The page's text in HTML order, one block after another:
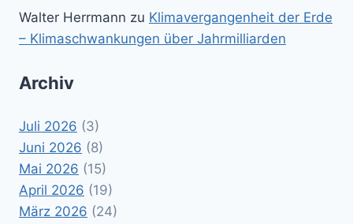
Walter Herrmann zu Klimavergangenheit der Erde
– Klimaschwankungen über Jahrmilliarden
Archiv
Juli 2026 (3)
Juni 2026 (8)
Mai 2026 (15)
April 2026 (19)
März 2026 (24)